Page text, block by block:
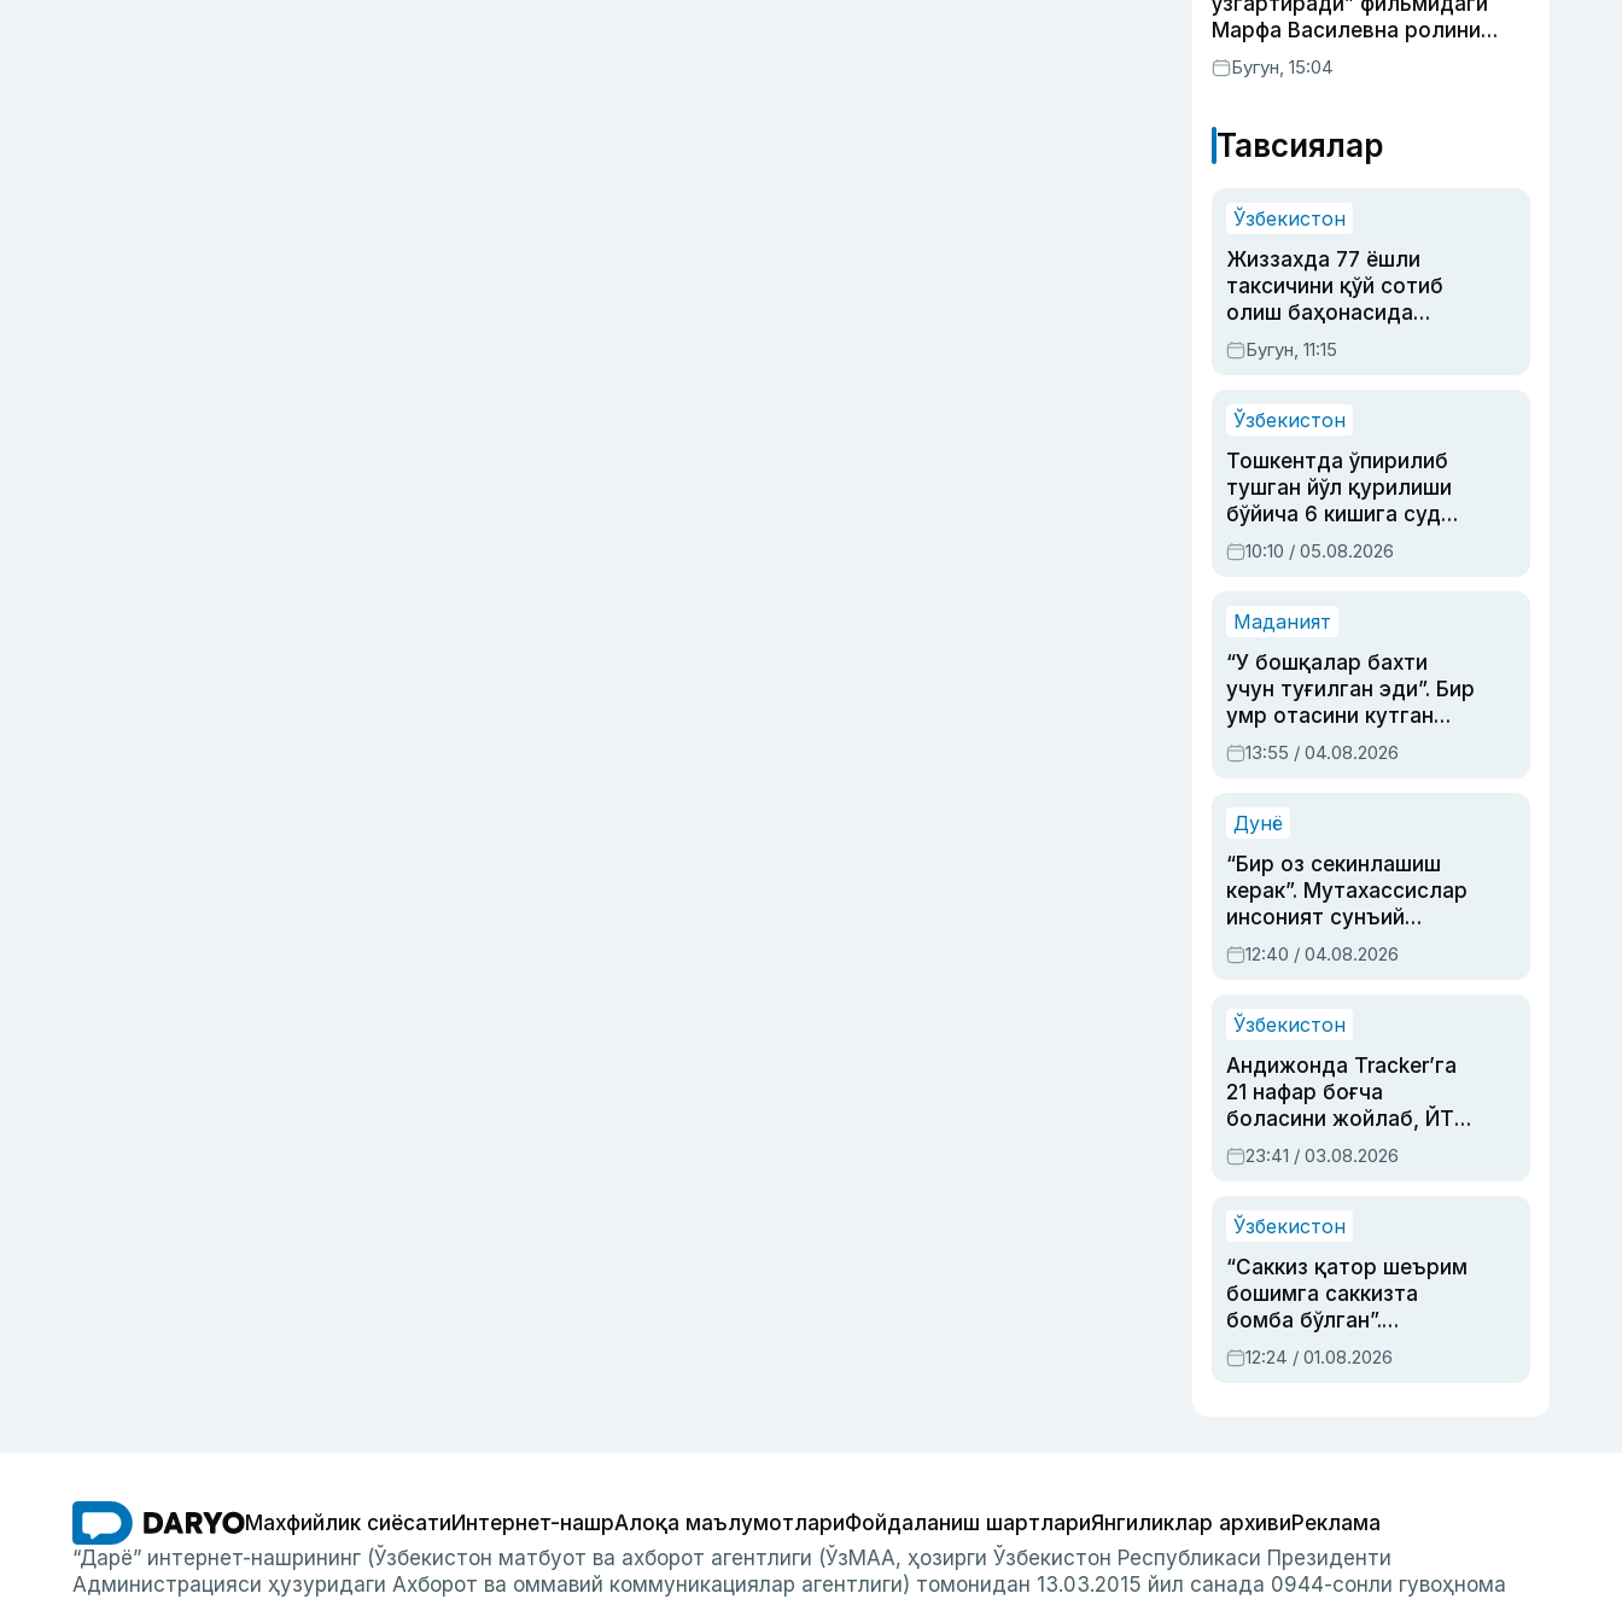
Марфа Василевна ролини
ижро этган актрисанинг
тақдири қандай кечди?
Бугун, 15:04
Тавсиялар
Ўзбекистон
Жиззахда 77 ёшли
таксичини қўй сотиб
олиш баҳонасида
яйловга олиб бориб
ўлдирган йигит 20
Бугун, 11:15
Ўзбекистон
Тошкентда ўпирилиб
тушган йўл қурилиши
бўйича 6 кишига суд
ҳукми ўқилди
10:10 / 05.08.2026
Маданият
“У бошқалар бахти
учун туғилган эди”. Бир
умр отасини кутган
актриса ва дубльяж
устаси Римма
синовларга тўла ҳаёти
13:55 / 04.08.2026
Дунё
“Бир оз секинлашиш
керак”. Мутахассислар
инсоният сунъий
интеллектни бошқара
олмай қолишидан
12:40 / 04.08.2026
Ўзбекистон
Андижонда Tracker’га
21 нафар боғча
боласини жойлаб, ЙТҲ
содир этган аёлга суд
ҳукми ўқилди
23:41 / 03.08.2026
Ўзбекистон
“Саккиз қатор шеърим
бошимга саккизта
бомба бўлган”.
Абдулла Ориповни
сиёсий айбловлардан
12:24 / 01.08.2026
Махфийлик сиёсатиИнтернет-нашрАлоқа маълумотлариФойдаланиш шартлариЯнгиликлар архивиРеклама
“Дарё” интернет-нашрининг (Ўзбекистон матбуот ва ахборот агентлиги (ЎзМАА, ҳозирги Ўзбекистон Республикаси Президенти
Администрацияси ҳузуридаги Ахборот ва оммавий коммуникациялар агентлиги) томонидан 13.03.2015 йил санада 0944-сонли гувоҳнома